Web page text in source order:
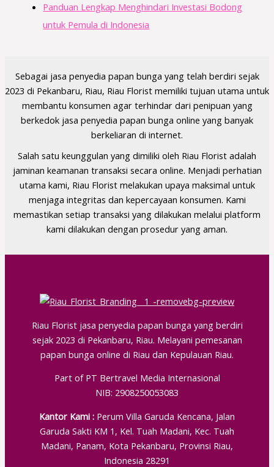
Panduan Lengkap Menghindari Investasi Bodong
untuk Pemula di Indonesia
Sebagai jasa penyedia papan bunga yang telah berdiri sejak
2023 di Pekanbaru, Riau, Riau Florist memiliki tujuan utama untuk
membantu konsumen agar terhindar dari penipuan yang
berkedok jasa penyedia papan bunga online yang banyak
berkeliaran di internet.
Salah satu keunggulan yang dimiliki oleh Riau Florist adalah
jaminan keamanan transaksi secara online. Menjadi perhatian
utama kami, Riau Florist melakukan upaya maksimal untuk
menjaga integritas dan kepercayaan konsumen. Kami
memastikan setiap transaksi yang dilakukan melalui platform
kami dilakukan dengan prosedur yang aman.
Riau Florist jasa penyedia papan bunga yang berdiri
sejak 2023 di Pekanbaru, Riau. Melayani pemesanan
papan bunga online di Riau dan Kepulauan Riau.
Part of PT Bertravel Media Internasional
NIB: 2908250053083
Kantor Kami : Perum Villa Garuda Kencana, Jalan
Garuda Sakti KM 1, Kel. Tuah Madani, Kec. Tuah
Madani, Panam, Kota Pekanbaru, Provinsi Riau,
Indonesia 28291